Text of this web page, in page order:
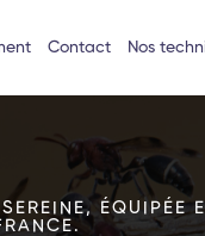
Contact Nos
ÉQUIPÉE